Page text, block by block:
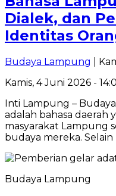
Dialek, dan
Identitas
Budaya Lampung
|
Kamis, 4 Juni 2026 -
Inti Lampung –
adalah bahasa daerah
masyarakat Lampung
budaya mereka.
Budaya Lampung